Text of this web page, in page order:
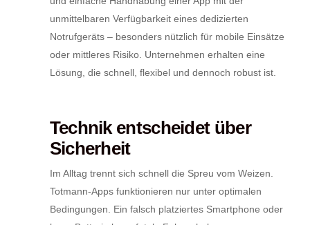
unmittelbaren Verfügbarkeit eines dedizierten
Notrufgeräts – besonders nützlich für mobile Einsätze
oder mittleres Risiko. Unternehmen erhalten eine
Lösung, die schnell, flexibel und dennoch robust ist.
Technik entscheidet über
Sicherheit
Im Alltag trennt sich schnell die Spreu vom Weizen.
Totmann-Apps funktionieren nur unter optimalen
Bedingungen. Ein falsch platziertes Smartphone oder